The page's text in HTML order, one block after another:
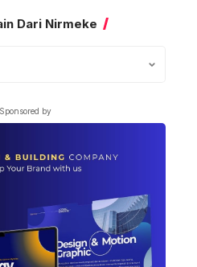
Dari Nirmeke
by